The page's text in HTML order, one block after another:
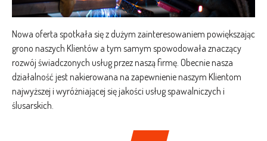
Nowa oferta spotkała się z dużym zainteresowaniem powiększając
grono naszych Klientów a tym samym spowodowała znaczący
rozwój świadczonych usług przez naszą firmę. Obecnie nasza
działalność jest nakierowana na zapewnienie naszym Klientom
najwyższej i wyróżniającej się jakości usług spawalniczych i
ślusarskich.